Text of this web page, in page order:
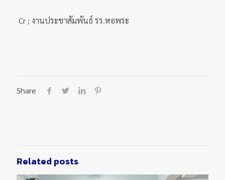
Cr ; งานประชาสัมพันธ์ รร.หอพระ
Share
Related posts